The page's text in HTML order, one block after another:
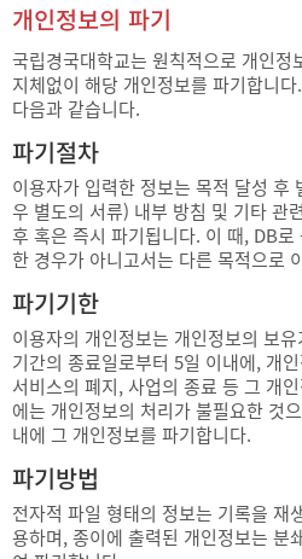
개인정보의 파기
국립경국대학교는 원칙적으로 개인정
지체없이 해당 개인정보를 파기합니
다음과 같습니다.
파기절차
이용자가 입력한 정보는 목적 달성 후
우 별도의 서류) 내부 방침 및 기타 관
후 혹은 즉시 파기됩니다. 이 때, DB
한 경우가 아니고서는 다른 목적으로
파기기한
이용자의 개인정보는 개인정보의 보
기간의 종료일로부터 5일 이내에, 개
서비스의 폐지, 사업의 종료 등 그 개
에는 개인정보의 처리가 불필요한 것
내에 그 개인정보를 파기합니다.
파기방법
전자적 파일 형태의 정보는 기록을 재
용하며, 종이에 출력된 개인정보는 분